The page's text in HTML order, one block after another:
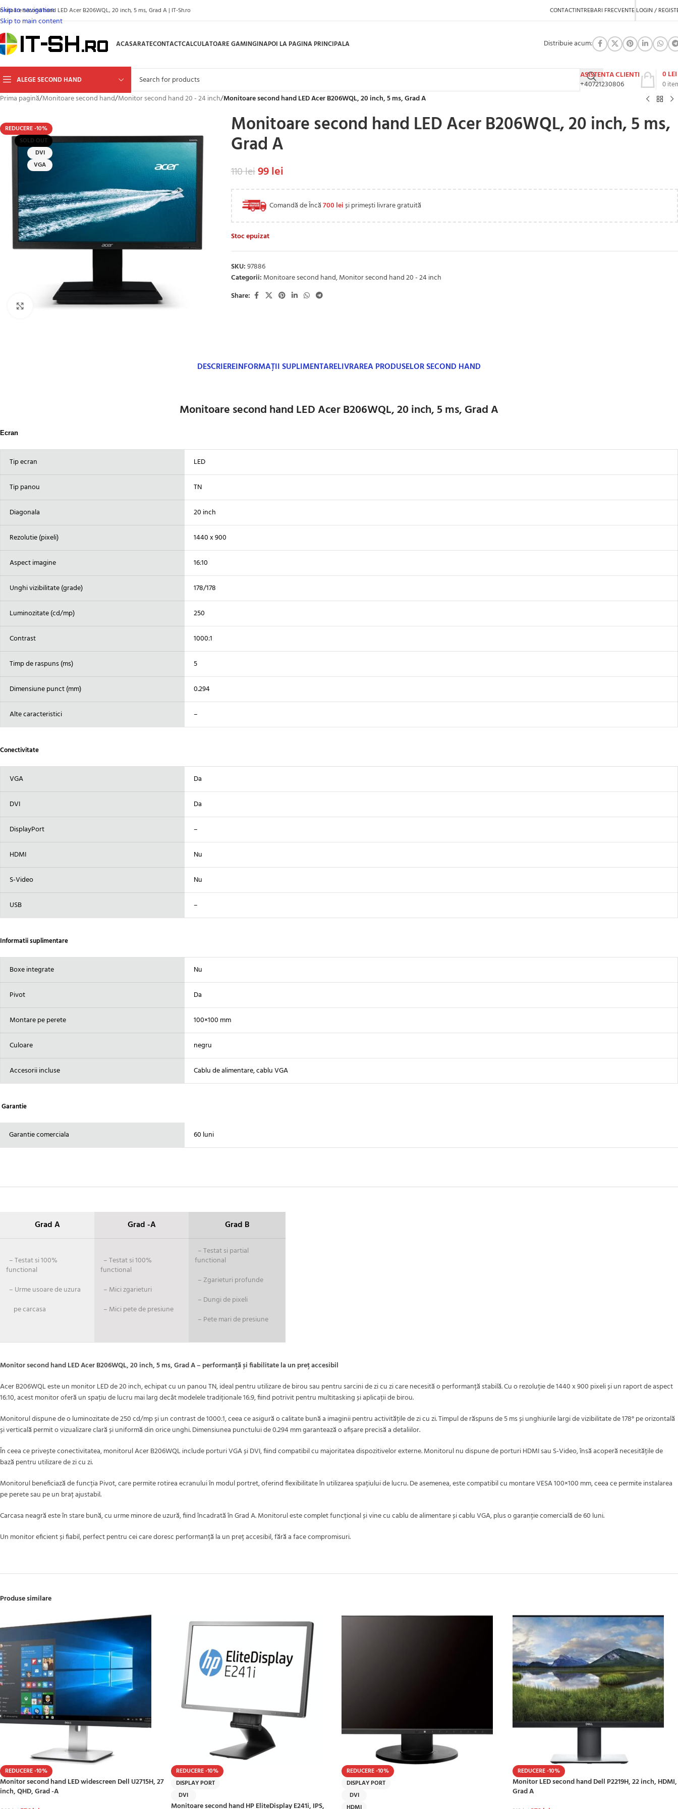
Skip to navigation
Skip to main content
second hand LED Acer B206WQL, 20 inch, 5 ms, Grad A | IT-Sh.ro CONTACTINTREBARI FRECVENTE LOGIN /
ACASARATECONTACTCALCULATOARE GAMINGINAPOI LA PAGINA PRINCIPALA Distribuie acum:
ALEGE SECOND HAND
ASISTENTA CLIENTI
+40721230806
0
0 LEI
Prima pagină/Monitoare second hand/Monitor second hand 20 - 24 inch/Monitoare second hand LED Acer B206WQL, 20 inch, 5 ms, Grad A
REDUCERE -10%
SOLD OUT
DVI
VGA
Click to enlarge
Monitoare second hand LED Acer B206WQL, 20 inch, 5 ms,
Grad A
110lei99lei
Comandă de Încă700 leiși primești livrare gratuită
Stoc epuizat
SKU:97886
Categorii: Monitoare second hand,Monitor second hand 20 - 24 inch
Share:
DESCRIEREINFORMAȚII SUPLIMENTARELIVRAREA PRODUSELOR SECOND HAND
Monitoare second hand LED Acer B206WQL, 20 inch, 5 ms, Grad A
Ecran
Tip ecran LED
Tip panou TN
Diagonala 20 inch
Rezolutie (pixeli) 1440 x 900
Aspect imagine 16:10
Unghi vizibilitate (grade) 178/178
Luminozitate (cd/mp) 250
Contrast 1000:1
Timp de raspuns (ms) 5
Dimensiune punct (mm) 0.294
Alte caracteristici –
Conectivitate
VGA Da
DVI Da
DisplayPort –
HDMI Nu
S-Video Nu
USB –
Informatii suplimentare
Boxe integrate Nu
Pivot Da
Montare pe perete 100×100 mm
Culoare negru
Accesorii incluse Cablu de alimentare, cablu VGA
Garantie
Garantie comerciala 60 luni
Grad A Grad -A Grad B
– Testat si 100%
functional
– Urme usoare de uzura
pe carcasa
– Testat si 100%
functional
– Mici zgarieturi
– Mici pete de presiune
– Testat si partial
functional
– Zgarieturi profunde
– Dungi de pixeli
– Pete mari de presiune
Monitor second hand LED Acer B206WQL, 20 inch, 5 ms, Grad A – performanță și fiabilitate la un preț accesibil
Acer B206WQL este un monitor LED de 20 inch, echipat cu un panou TN, ideal pentru utilizare de birou sau pentru sarcini de zi cu zi care necesită o performanță stabilă. Cu o rezoluție de 1440 x 900 pixeli și un raport de aspect
16:10, acest monitor oferă un spațiu de lucru mai larg decât modelele tradiționale 16:9, fiind potrivit pentru multitasking și aplicații de birou.
Monitorul dispune de o luminozitate de 250 cd/mp și un contrast de 1000:1, ceea ce asigură o calitate bună a imaginii pentru activitățile de zi cu zi. Timpul de răspuns de 5 ms și unghiurile largi de vizibilitate de 178° pe orizontală
și verticală permit o vizualizare clară și uniformă din orice unghi. Dimensiunea punctului de 0.294 mm garantează o afișare precisă a detaliilor.
În ceea ce privește conectivitatea, monitorul Acer B206WQL include porturi VGA și DVI, fiind compatibil cu majoritatea dispozitivelor externe. Monitorul nu dispune de porturi HDMI sau S-Video, însă acoperă necesitățile de
bază pentru utilizare de zi cu zi.
Monitorul beneficiază de funcția Pivot, care permite rotirea ecranului în modul portret, oferind flexibilitate în utilizarea spațiului de lucru. De asemenea, este compatibil cu montare VESA 100×100 mm, ceea ce permite instalarea
pe perete sau pe un braț ajustabil.
Carcasa neagră este în stare bună, cu urme minore de uzură, fiind încadrată în Grad A. Monitorul este complet funcțional și vine cu cablu de alimentare și cablu VGA, plus o garanție comercială de 60 luni.
Un monitor eficient și fiabil, perfect pentru cei care doresc performanță la un preț accesibil, fără a face compromisuri.
Produse similare
REDUCERE -10%
Monitor second hand LED widescreen Dell U2715H, 27
inch, QHD, Grad -A
REDUCERE -10%
DISPLAY PORT
DVI
Monitoare second hand HP EliteDisplay E241i, IPS,
REDUCERE -10%
DISPLAY PORT
DVI
REDUCERE -10%
Monitor LED second hand Dell P2219H, 22 inch, HDMI,
Grad A